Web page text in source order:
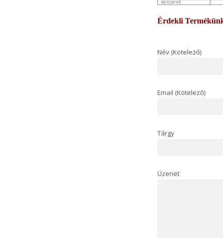
Érdekli
Név (Kötelező)
Email (Kötelező)
Tárgy
Üzenet